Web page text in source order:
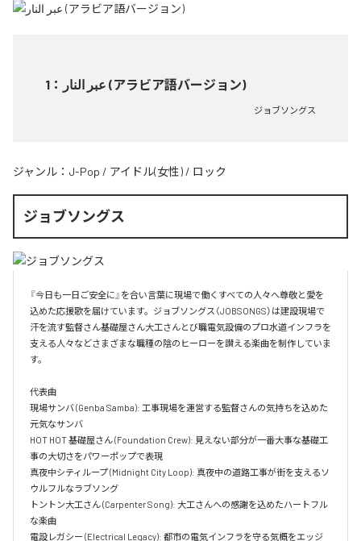
1 ： عبر النار (アラビア語バージョン)
ジョブソングス
ジャンル： J-Pop / アイドル(女性) / ロック
ジョブソングス
『今日も一日ご安全に』を合い言葉に現場で働くすべての人々へ尊敬と愛を
込めた応援歌を届けています。ジョブソングス（JOBSONGS）は建設現場で
汗を流す監督さん基礎屋さん大工さんとび職電気設備のプロ水道インフラを
支える人々などさまざまな職種の陰のヒーローを讃える楽曲を制作していま
す。
代表曲
現場サンバ (Genba Samba): 工事現場を運営する監督さんの気持ちを込めた
元気なサンバ
HOT HOT 基礎屋さん (Foundation Crew): 見えない部分が一番大事な基礎工
事の大切さをパワーポップで表現
真夜中シティループ (Midnight City Loop): 真夜中の道路工事が街を支えるソ
ウルフルなラブソング
トントン大工さん (Carpenter Song): 大工さんへの感謝を込めたハートフル
な楽曲
電設レガシー (Electrical Legacy): 都市の電気インフラを守る気概をエッジ